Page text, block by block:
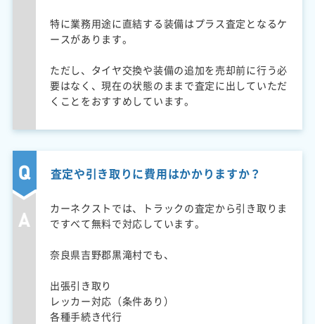
特に業務用途に直結する装備はプラス査定となるケ
ースがあります。
ただし、タイヤ交換や装備の追加を売却前に行う必
要はなく、現在の状態のままで査定に出していただ
くことをおすすめしています。
査定や引き取りに費用はかかりますか？
カーネクストでは、トラックの査定から引き取りま
ですべて無料で対応しています。
奈良県吉野郡黒滝村でも、
出張引き取り
レッカー対応（条件あり）
各種手続き代行